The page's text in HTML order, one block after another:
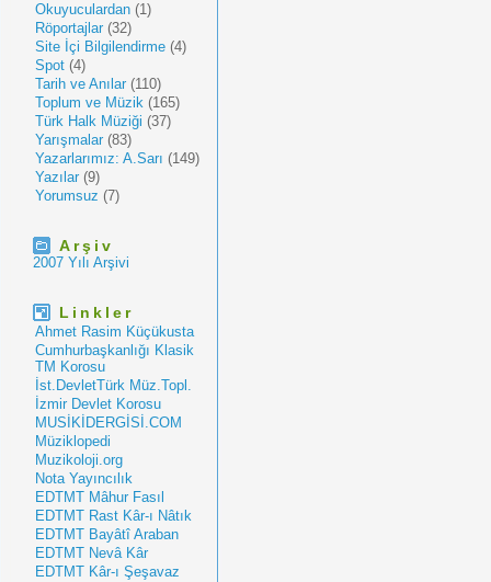
Okuyuculardan (1)
Röportajlar (32)
Site İçi Bilgilendirme (4)
Spot (4)
Tarih ve Anılar (110)
Toplum ve Müzik (165)
Türk Halk Müziği (37)
Yarışmalar (83)
Yazarlarımız: A.Sarı (149)
Yazılar (9)
Yorumsuz (7)
Arşiv
2007 Yılı Arşivi
Linkler
Ahmet Rasim Küçükusta
Cumhurbaşkanlığı Klasik
TM Korosu
İst.DevletTürk Müz.Topl.
İzmir Devlet Korosu
MUSİKİDERGİSİ.COM
Müziklopedi
Muzikoloji.org
Nota Yayıncılık
EDTMT Mâhur Fasıl
EDTMT Rast Kâr-ı Nâtık
EDTMT Bayâtî Araban
EDTMT Nevâ Kâr
EDTMT Kâr-ı Şeşavaz